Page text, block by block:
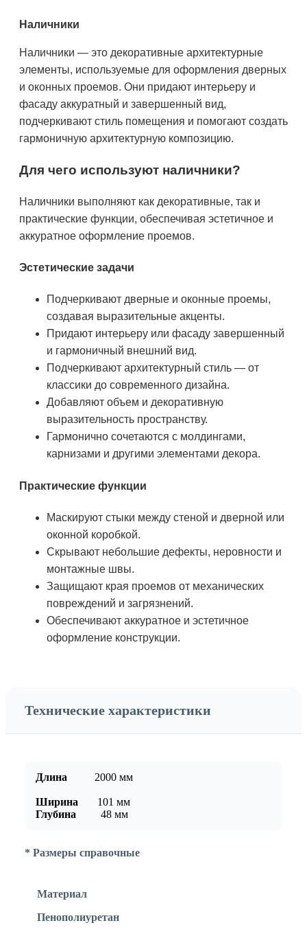
Наличники
Наличники — это декоративные архитектурные
элементы, используемые для оформления дверных
и оконных проемов. Они придают интерьеру и
фасаду аккуратный и завершенный вид,
подчеркивают стиль помещения и помогают создать
гармоничную архитектурную композицию.
Для чего используют наличники?
Наличники выполняют как декоративные, так и
практические функции, обеспечивая эстетичное и
аккуратное оформление проемов.
Эстетические задачи
Подчеркивают дверные и оконные проемы,
создавая выразительные акценты.
Придают интерьеру или фасаду завершенный
и гармоничный внешний вид.
Подчеркивают архитектурный стиль — от
классики до современного дизайна.
Добавляют объем и декоративную
выразительность пространству.
Гармонично сочетаются с молдингами,
карнизами и другими элементами декора.
Практические функции
Маскируют стыки между стеной и дверной или
оконной коробкой.
Скрывают небольшие дефекты, неровности и
монтажные швы.
Защищают края проемов от механических
повреждений и загрязнений.
Обеспечивают аккуратное и эстетичное
оформление конструкции.
Технические характеристики
Длина 2000 мм
Ширина 101 мм
Глубина
48 мм
* Размеры справочные
Материал
Пенополиуретан